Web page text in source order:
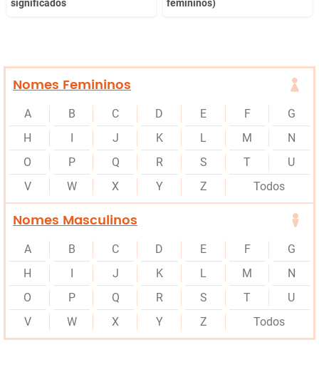
significados
femininos)
Nomes Femininos
A B C D E F
G
H
I J K L M
N
O
P Q R S T
U
V
W X Y Z Todos
Nomes Masculinos
A B C D E F
G
H
I J K L M
N
O
P Q R S T
U
V
W X Y Z Todos